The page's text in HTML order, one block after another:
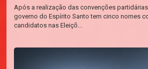
Após a realização das convenções
governo do Espírito Santo tem cinco nomes
candidatos nas Eleiçõ...